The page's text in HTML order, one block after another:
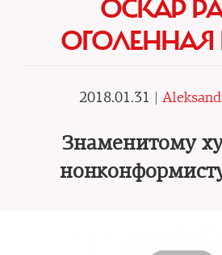
ОСКАР
ОГОЛЕННАЯ
2018.01.31 |
Знаменитому